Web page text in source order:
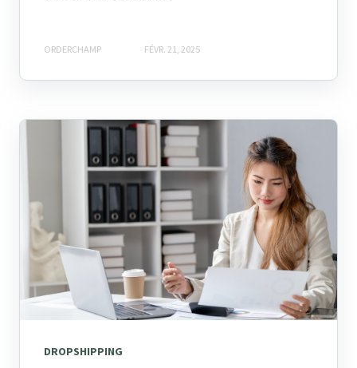
ORDERCHAMP FÉVR. 21, 2025
DROPSHIPPING